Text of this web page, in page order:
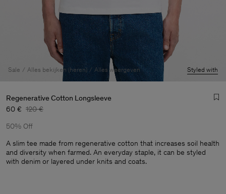
Sale Alles bekijken (heren) Alles weergeven Styled with
Regenerative Cotton Longsleeve
60 € 120 €
50% Off
A slim tee made from regenerative cotton that increases soil health
and diversity when farmed. An everyday staple, it can be styled
with denim or layered under knits and coats.